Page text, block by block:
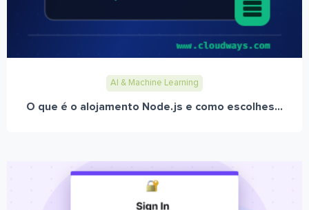
AI & Machine Learning
O que é o alojamento Node.js e como escolhes...